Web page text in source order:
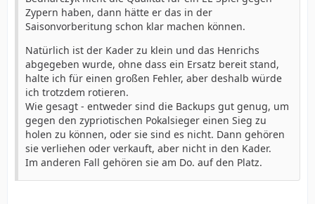
Zypern haben, dann hätte er das in der
Saisonvorberitung schon klar machen können.
Natürlich ist der Kader zu klein und das Henrichs
abgegeben wurde, ohne dass ein Ersatz bereit stand,
halte ich für einen großen Fehler, aber deshalb würde
ich trotzdem rotieren.
Wie gesagt - entweder sind die Backups gut genug, um
gegen den zypriotischen Pokalsieger einen Sieg zu
holen zu können, oder sie sind es nicht. Dann gehören
sie verliehen oder verkauft, aber nicht in den Kader.
Im anderen Fall gehören sie am Do. auf den Platz.